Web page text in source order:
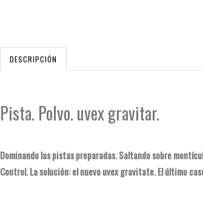
DESCRIPCIÓN
Pista. Polvo. uvex gravitar.
Dominando las pistas preparadas. Saltando sobre
Control. La solución: el nuevo uvex gravitate. El último